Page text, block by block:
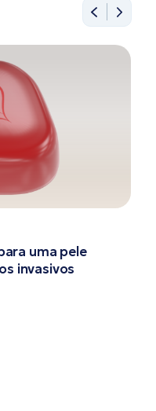
uma pele
invasivos